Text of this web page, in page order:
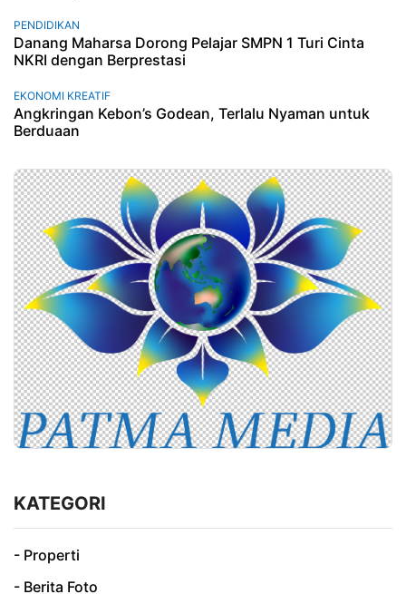
PENDIDIKAN
Danang Maharsa Dorong Pelajar SMPN 1 Turi Cinta
NKRI dengan Berprestasi
EKONOMI KREATIF
Angkringan Kebon’s Godean, Terlalu Nyaman untuk
Berduaan
KATEGORI
- Properti
- Berita Foto